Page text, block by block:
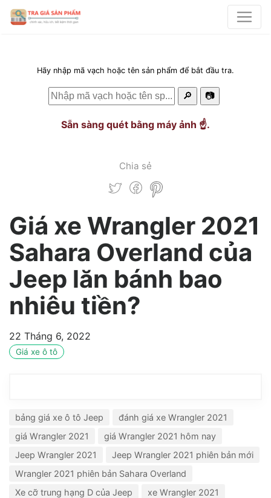
Hãy nhập mã vạch hoặc tên sản phẩm để bắt đầu tra.
🔎 📷
Sẵn sàng quét bằng máy ảnh ☝️.
Chia sẻ
Giá xe Wrangler 2021
Sahara Overland của
Jeep lăn bánh bao
nhiêu tiền?
22 Tháng 6, 2022
Giá xe ô tô
bảng giá xe ô tô Jeep
đánh giá xe Wrangler 2021
giá Wrangler 2021
giá Wrangler 2021 hôm nay
Jeep Wrangler 2021
Jeep Wrangler 2021 phiên bản mới
Wrangler 2021 phiên bản Sahara Overland
Xe cỡ trung hạng D của Jeep
xe Wrangler 2021